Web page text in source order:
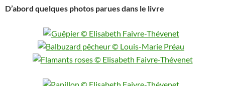
D’abord quelques photos parues dans le livre